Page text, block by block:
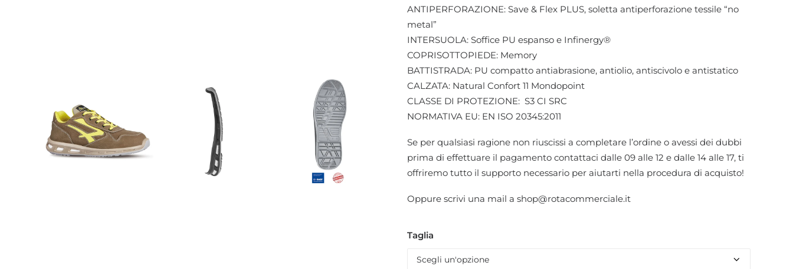
ANTIPERFORAZIONE: Save & Flex PLUS, soletta antiperforazione tessile “no
metal”
INTERSUOLA: Soffice PU espanso e Infinergy®
COPRISOTTOPIEDE: Memory
BATTISTRADA: PU compatto antiabrasione, antiolio, antiscivolo e antistatico
CALZATA: Natural Confort 11 Mondopoint
CLASSE DI PROTEZIONE: S3 CI SRC
NORMATIVA EU: EN ISO 20345:2011
Se per qualsiasi ragione non riuscissi a completare l’ordine o avessi dei dubbi
prima di effettuare il pagamento contattaci dalle 09 alle 12 e dalle 14 alle 17, ti
offriremo tutto il supporto necessario per aiutarti nella procedura di acquisto!
Oppure scrivi una mail a shop@rotacommerciale.it
Taglia